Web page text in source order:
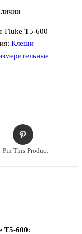
Fluke T5-600
Клещи
Pin This Product
T5-600: